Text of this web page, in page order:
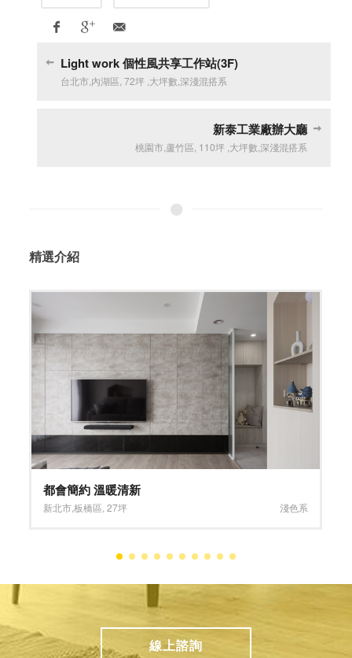
Light work 個性風共享工作站(3F)
台北市 內湖區 ,72坪 大坪數 ,深淺混搭系
新泰工業廠辦大廳
桃園市, 蘆竹區 110坪, 大坪數 深淺混搭系
精選介紹
EL OLOR甜點店
台南市,中西區,17坪 小坪數,深色系
線上諮詢